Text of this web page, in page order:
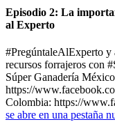
Episodio 2: La
al Experto
#PregúntaleAlExperto y
recursos forrajeros con
Súper Ganadería
https://
Colombia: https://
se abre en una pestaña